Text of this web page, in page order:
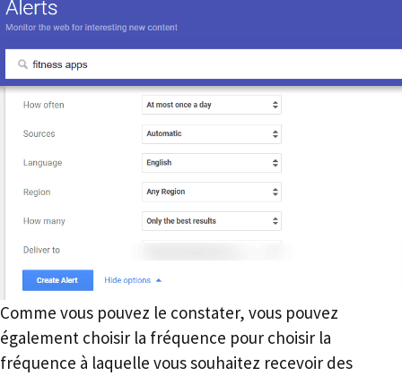
Comme vous pouvez le constater, vous pouvez
également choisir la fréquence pour choisir la
fréquence à laquelle vous souhaitez recevoir des